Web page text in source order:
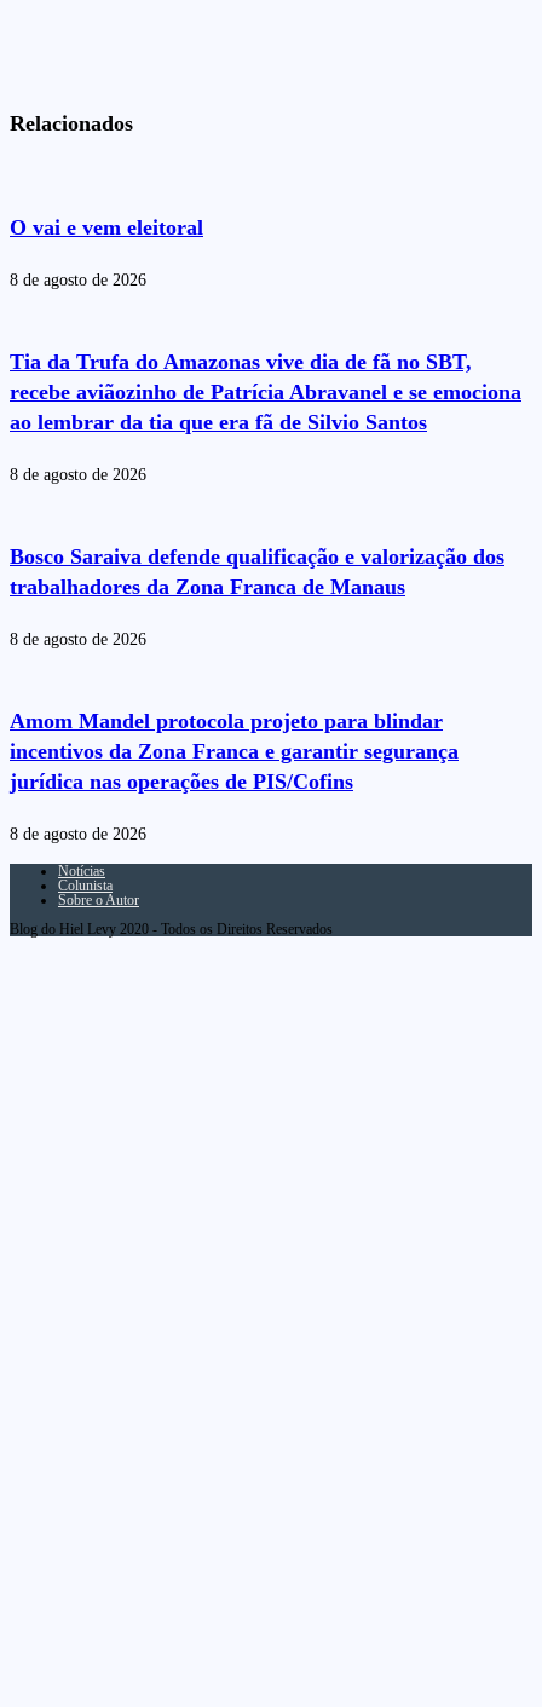
Relacionados
O vai e vem eleitoral
8 de agosto de 2026
Tia da Trufa do Amazonas vive dia de fã no SBT,
recebe aviãozinho de Patrícia Abravanel e se emociona
ao lembrar da tia que era fã de Silvio Santos
8 de agosto de 2026
Bosco Saraiva defende qualificação e valorização dos
trabalhadores da Zona Franca de Manaus
8 de agosto de 2026
Amom Mandel protocola projeto para blindar
incentivos da Zona Franca e garantir segurança
jurídica nas operações de PIS/Cofins
8 de agosto de 2026
Notícias
Colunista
Sobre o Autor
Blog do Hiel Levy 2020 - Todos os Direitos Reservados